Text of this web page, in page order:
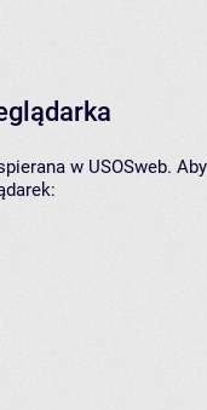
w USOSweb.